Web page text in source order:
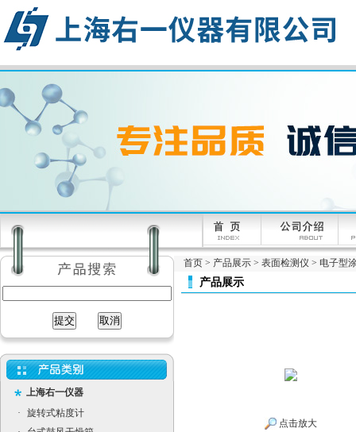
上海右一仪器
·
旋转式粘度计
首页 > 产品展示 > 表面检测仪 > 电子型
产品展示
点击放大